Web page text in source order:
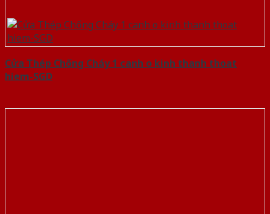
Cửa Thép Chống Cháy 1 canh o kinh thanh thoat
hiem-SGD